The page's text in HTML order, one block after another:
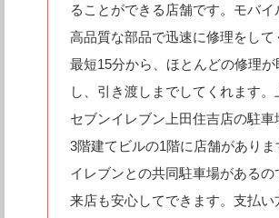
ることができる店舗です。モバイ
高品質な部品で迅速に修理をして
最短15分から、ほとんどの修理が
し、引き渡しまでしてくれます。
セブンイレブン上田住吉店の駐車
3階建てビルの1階に店舗がありま
イレブンとの共同駐車場があるの
来店も安心してできます。支払い